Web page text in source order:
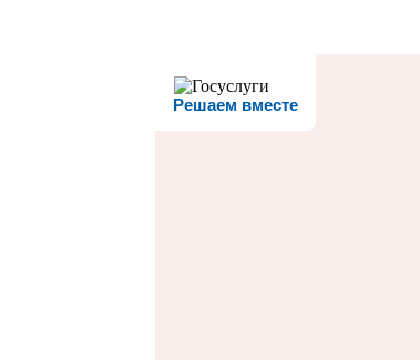
Решаем вместе